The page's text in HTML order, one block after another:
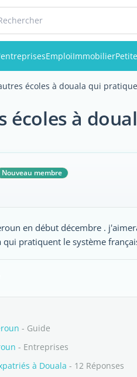
EmploiImmobilier
écoles à douala qui
écoles à
Nouveau membre
en début décembre .
qui pratiquent le système
- Guide
- Entreprises
à Douala - 12 Réponses